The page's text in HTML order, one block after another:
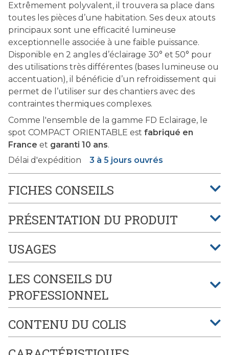
Extrêmement polyvalent, il trouvera sa place dans
toutes les pièces d’une habitation. Ses deux atouts
principaux sont une efficacité lumineuse
exceptionnelle associée à une faible puissance.
Disponible en 2 angles d’éclairage 30° et 50° pour
des utilisations très différentes (bases lumineuse ou
accentuation), il bénéficie d’un refroidissement qui
permet de l’utiliser sur des chantiers avec des
contraintes thermiques complexes.
Comme l'ensemble de la gamme FD Eclairage, le
spot COMPACT ORIENTABLE est fabriqué en
France et garanti 10 ans.
Délai d'expédition
3 à 5 jours ouvrés
FICHES CONSEILS
PRÉSENTATION DU PRODUIT
USAGES
LES CONSEILS DU
PROFESSIONNEL
CONTENU DU COLIS